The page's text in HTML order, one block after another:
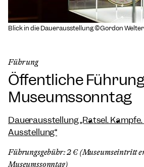
Blick in die Dauerausstellung ©Gordon
Führung
Öffentliche
Museumssonntag
Dauerausstellung „Rätsel.
Ausstellung“
Führungsgebühr: 2 € (Museumseintritt
Museumssonntag)